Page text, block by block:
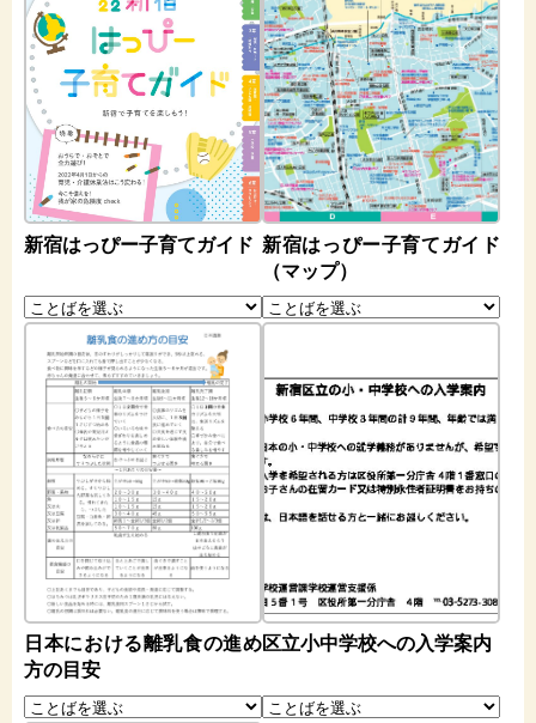
新宿はっぴー子育てガイド 新宿はっぴー子育てガイド
（マップ）
日本における離乳食の進め
方の目安
区立小中学校への入学案内